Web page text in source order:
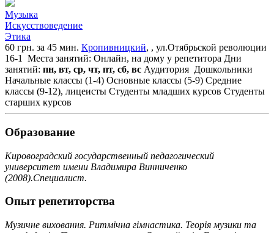
Музыка
Искусствоведение
Этика
60 грн. за 45 мин. Кропивницкий, , ул.Отябрьской революции
16-1
Места занятий: Онлайн, на дому у репетитора Дни
занятий: пн, вт, ср, чт, пт, сб, вс Аудитория Дошкольники
Начальные классы (1-4) Основные классы (5-9) Средние
классы (9-12), лицеисты Студенты младших курсов Студенты
старших курсов
Образование
Кировоградский государственный педагогический
университет имени Владимира Винниченко
(2008).Специалист.
Опыт репетиторства
Музичне виховання. Ритмiчна гiмнастика. Теорiя музики та